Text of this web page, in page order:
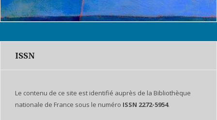
ISSN
Le contenu de ce site est identifié auprès de la Bibliothèque
nationale de France sous le numéro ISSN 2272-5954.